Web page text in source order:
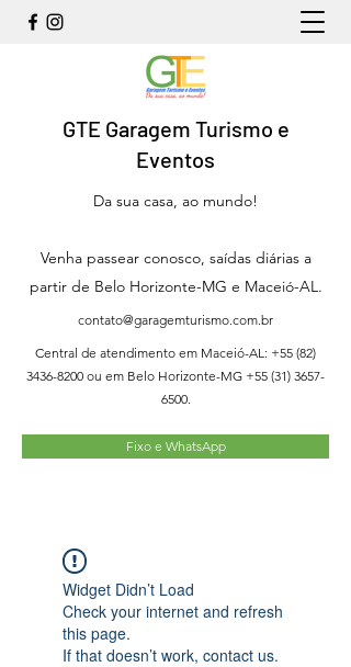
GTE Garagem Turismo e
Eventos
Da sua casa, ao mundo!
Venha passear conosco, saídas diárias a
partir de Belo Horizonte-MG e Maceió-AL.
contato@garagemturismo.com.br
Central de atendimento em Maceió-AL: +55 (82)
3436-8200 ou em Belo Horizonte-MG +55 (31) 3657-
6500.
Fixo e WhatsApp
Widget Didn’t Load
Check your internet and refresh
this page.
If that doesn’t work, contact us.